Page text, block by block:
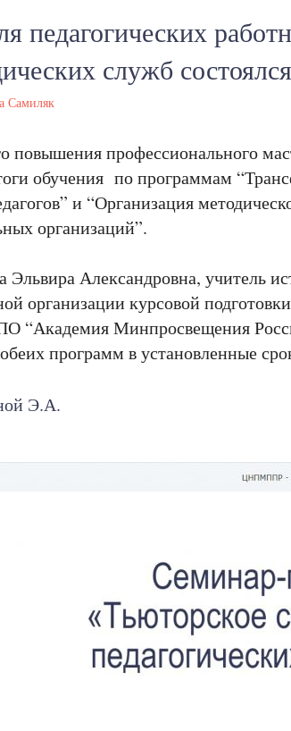
педагогических
служб
Самиляк
профессионального
обучения по программам
и “Организация
организаций”.
Эльвира Александровна, учитель
организации курсовой
“Академия Минпросвещения
программ в установленные
Э.А.